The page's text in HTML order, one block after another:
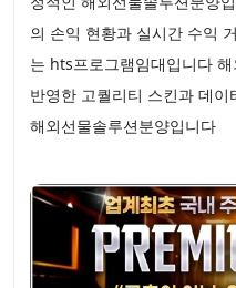
의 손익 현황과 실시간 수익
는 hts프로그램임대입니다
반영한 고퀄리티 스킨과 데
해외선물솔루션분양입니다